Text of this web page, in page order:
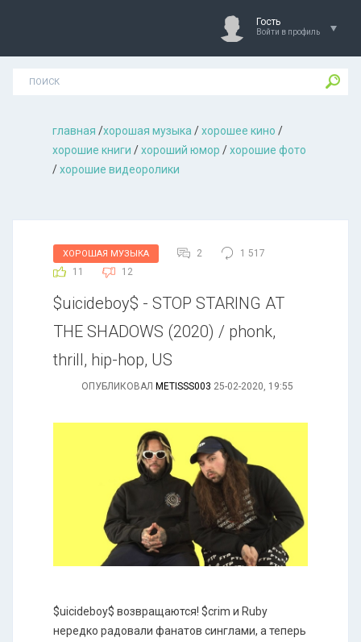
Гость
Войти в профиль
главная /хорошая музыкa /хорошее кино /
хорошие книги /хороший юмор /хорошие фото
/хорошие видеоролики
ХОРОШАЯ МУЗЫКА 2
1 517
11
12
$uiсidеbоу$ - SТОР SТАRING АТ
ТНЕ SНАDОWS (2020) / phonk,
thrill, hip-hop, US
ОПУБЛИКОВАЛ METISSS003 25-02-2020, 19:55
$uicideboy$ возвращаются! $crim и Ruby
нередко радовали фанатов синглами, а теперь